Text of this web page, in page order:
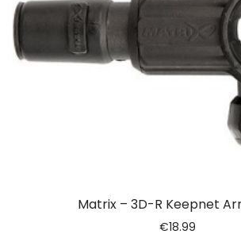
Matrix – 3D-R Keepnet
€18.99